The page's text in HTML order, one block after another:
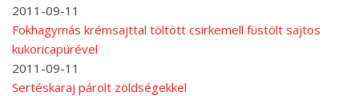
2011-09-11
Fokhagymás krémsajttal töltött csirkemell füstölt sajtos
kukoricapürével
2011-09-11
Sertéskaraj párolt zöldségekkel